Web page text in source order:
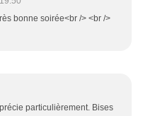
bonne soirée<br /> <br />
particulièrement. Bises